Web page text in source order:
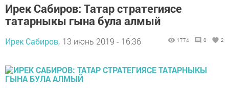
Ирек Сабиров: Татар стратегиясе
татарныкы гына була алмый
Ирек Сабиров, 13 июнь 2019 - 16:36 1774 0 2